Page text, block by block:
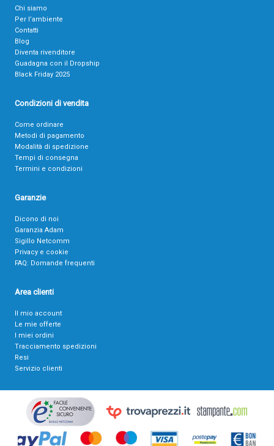
Chi siamo
Per l’ambiente
Contatti
Blog
Diventa rivenditore
Guadagna con il Dropship
Black Friday 2025
Condizioni di vendita
Come ordinare
Metodi di pagamento
Modalità di spedizione
Tempi di consegna
Termini e condizioni
Garanzie
Dicono di noi
Garanzia Adam
Sigillo Netcomm
Privacy e cookie
FAQ: Domande frequenti
Area clienti
Il mio account
Le mie offerte
I miei ordini
Tracciamento spedizioni
Resi
Servizio clienti